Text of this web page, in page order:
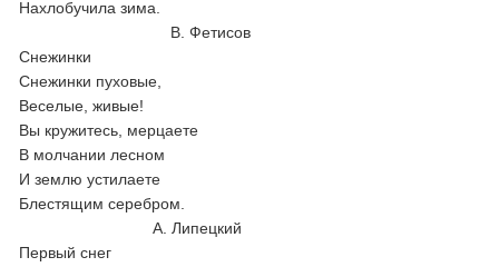
Нахлобучила зима.
В. Фетисов
Снежинки
Снежинки пуховые,
Веселые, живые!
Вы кружитесь, мерцаете
В молчании лесном
И землю устилаете
Блестящим серебром.
А. Липецкий
Первый снег